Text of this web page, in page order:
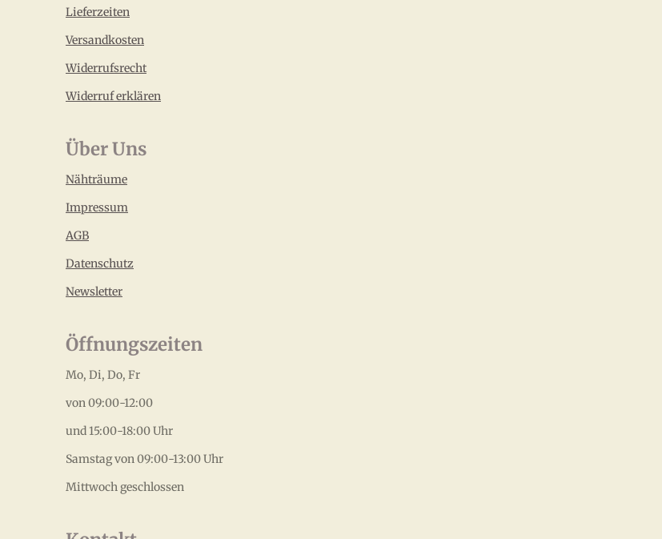
Lieferzeiten
Versandkosten
Widerrufsrecht
Widerruf erklären
Über Uns
Nähträume
Impressum
AGB
Datenschutz
Newsletter
Öffnungszeiten
Mo, Di, Do, Fr
von 09:00-12:00
und 15:00-18:00 Uhr
Samstag von 09:00-13:00 Uhr
Mittwoch geschlossen